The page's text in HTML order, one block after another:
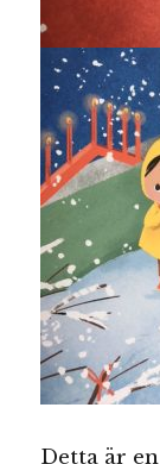
Detta är